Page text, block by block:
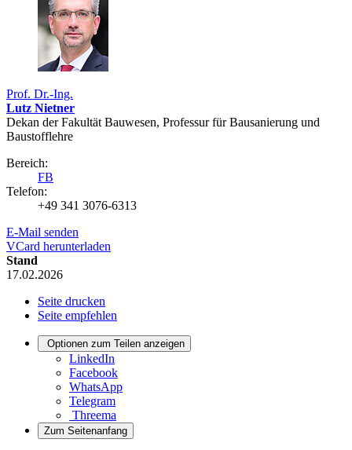
Prof. Dr.-Ing.
Lutz Nietner
Dekan der Fakultät Bauwesen, Professur für Bausanierung und
Baustofflehre
Bereich:
FB
Telefon:
+49 341 3076-6313
E-Mail senden
VCard herunterladen
Stand
17.02.2026
Seite drucken
Seite empfehlen
Optionen zum Teilen anzeigen
LinkedIn
Facebook
WhatsApp
Telegram
Threema
Zum Seitenanfang